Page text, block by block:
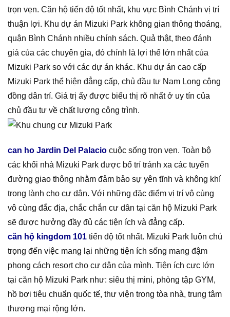
trọn vẹn. Căn hộ tiến độ tốt nhất, khu vực Bình Chánh vị trí
thuận lợi. Khu dự án Mizuki Park không gian thông thoáng,
quận Bình Chánh nhiều chính sách. Quả thật, theo đánh
giá của các chuyên gia, đó chính là lợi thế lớn nhất của
Mizuki Park so với các dự án khác. Khu dự án cao cấp
Mizuki Park thể hiện đẳng cấp, chủ đầu tư Nam Long cộng
đồng dân trí. Giá trị ấy được biểu thị rõ nhất ở uy tín của
chủ đầu tư về chất lượng công trình.
can ho Jardin Del Palacio cuộc sống trọn vẹn. Toàn bộ
các khối nhà Mizuki Park được bố trí tránh xa các tuyến
đường giao thông nhằm đảm bảo sự yên tĩnh và không khí
trong lành cho cư dân. Với những đặc điểm vị trí vô cùng
vô cùng đắc địa, chắc chắn cư dân tại căn hộ Mizuki Park
sẽ được hưởng đầy đủ các tiện ích và đẳng cấp.
căn hộ kingdom 101 tiến độ tốt nhất. Mizuki Park luôn chú
trọng đến việc mang lại những tiện ích sống mang đậm
phong cách resort cho cư dân của mình. Tiện ích cực lớn
tại căn hộ Mizuki Park như: siêu thị mini, phòng tập GYM,
hồ bơi tiêu chuẩn quốc tế, thư viện trong tòa nhà, trung tâm
thương mại rộng lớn.